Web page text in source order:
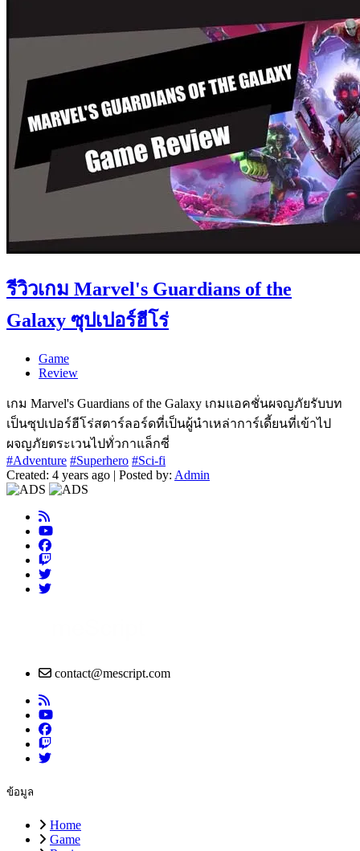
รีวิวเกม Marvel's Guardians of the
Galaxy ซุปเปอร์ฮีโร่
Game
Review
เกม Marvel's Guardians of the Galaxy เกมแอคชั่นผจญภัยรับบท
เป็นซุปเปอร์ฮีโร่สตาร์ลอร์ดที่เป็นผู้นำเหล่าการ์เดี้ยนที่เข้าไป
ผจญภัยตระเวนไปทั่วกาแล็กซี่
#Adventure #Superhero #Sci-fi
Created: 4 years ago | Posted by: Admin
contact@mescript.com
ข้อมูล
Home
Game